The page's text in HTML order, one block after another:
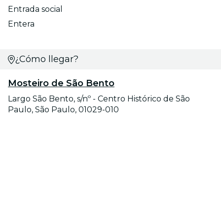
Entrada social
Entera
¿Cómo llegar?
Mosteiro de São Bento
Largo São Bento, s/nº - Centro Histórico de São
Paulo, São Paulo, 01029-010